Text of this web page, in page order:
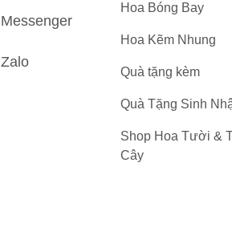
Messenger
Zalo
Hoa Bóng Bay
Hoa Kẽm Nhung
Quà tặng kèm
Quà Tặng Sinh
Shop Hoa Tười &
Cây